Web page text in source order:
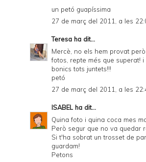
un petó guapíssima
27 de març del 2011, a les
Teresa ha dit...
Mercè, no els hem provat
fotos, repte més que superat! i
bonics tots juntets!!!
petó
27 de març del 2011, a les
ISABEL ha dit...
Quina foto i quina coca mes
Però segur que no va quedar
Si t'ha sobrat un trosset de
guardam!
Petons